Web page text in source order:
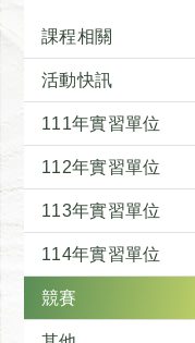
課程相關
活動快訊
111年實習單位
112年實習單位
113年實習單位
114年實習單位
競賽